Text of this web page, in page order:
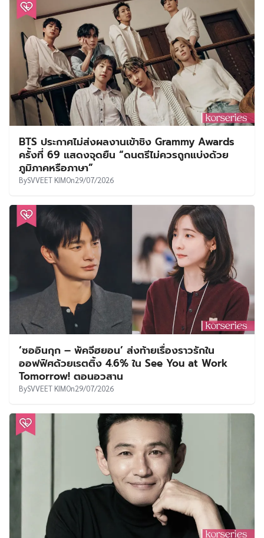
BTS ประกาศไม่ส่งผลงานเข้าชิง Grammy Awards
ครั้งที่ 69 แสดงจุดยืน “ดนตรีไม่ควรถูกแบ่งด้วย
ภูมิภาคหรือภาษา”
BySVVEET KIMOn29/07/2026
‘ซออินกุก – พัคจีฮยอน’ ส่งท้ายเรื่องราวรักใน
ออฟฟิศด้วยเรตติ้ง 4.6% ใน See You at Work
Tomorrow! ตอนอวสาน
BySVVEET KIMOn29/07/2026